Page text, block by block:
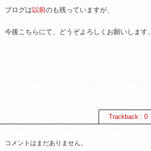
ブログは以前のも残っていますが、
今後こちらにて、どうぞよろしくお願いします。
Trackback : 0
コメントはまだありません。